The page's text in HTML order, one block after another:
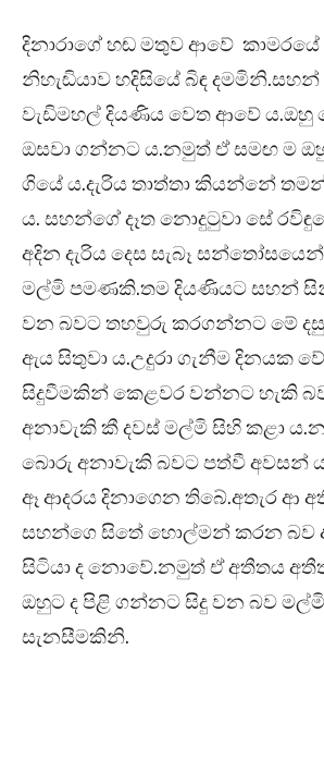
දිනාරාගේ හඬ මතුව ආවේ
නිහැඬියාව හදිසියේ බිඳ දමමිනි.සහන්
වැඩිමහල් දියණිය වෙත ආවේ ය.ඔහු
ඔසවා ගන්නට ය.නමුත් ඒ සමඟ ම
ගියේ ය.දැරිය තාත්තා කියන්නේ
ය. සහන්ගේ දෑත නොදුටුවා සේ
අදින දැරිය දෙස සැබෑ
මල්මි පමණකි.තම දියණියට සහන්
වන බවට තහවුරු කරගන්නට මේ
ඇය සිතුවා ය.උදුරා ගැනීම දිනයක
සිදුවීමකින් කෙළවර වන්නට හැකි
අනාවැකි කී දවස් මල්මි සිහි කළා
බොරු අනාවැකි බවට පත්වී අවසන්
ඈ ආදරය දිනාගෙන තිබේ.අතැර ආ
සහන්ගෙ සිතේ හොල්මන් කරන බව
සිටියා ද නොවේ.නමුත් ඒ අතීතය
ඔහුට ද පිළි ගන්නට සිදු වන බව
සැනසීමකිනි.